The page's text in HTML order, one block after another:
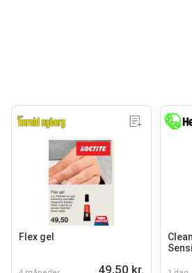
Flex gel
49,50 kr.